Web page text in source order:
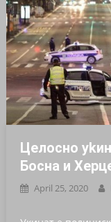
Целосно
Босна и
April 25, 2020